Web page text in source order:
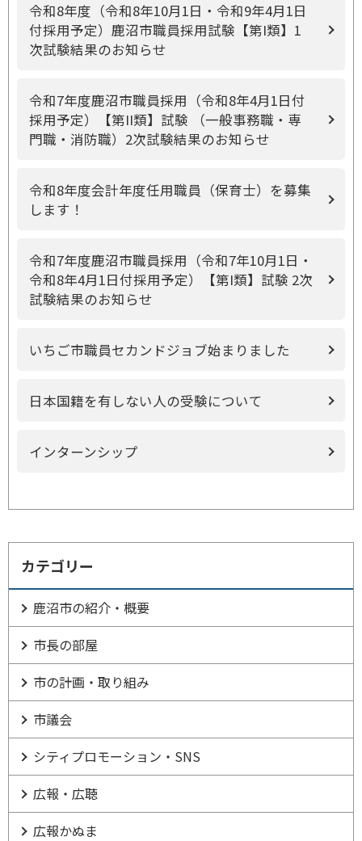
令和8年度（令和8年10月1日・令和9年4月1日
付採用予定）鹿沼市職員採用試験【第I類】1
次試験結果のお知らせ
令和7年度鹿沼市職員採用（令和8年4月1日付
採用予定）【第II類】試験 （一般事務職・専
門職・消防職）2次試験結果のお知らせ
令和8年度会計年度任用職員（保育士）を募集
します！
令和7年度鹿沼市職員採用（令和7年10月1日・
令和8年4月1日付採用予定）【第I類】試験 2次
試験結果のお知らせ
いちご市職員セカンドジョブ始まりました
日本国籍を有しない人の受験について
インターンシップ
カテゴリー
鹿沼市の紹介・概要
市長の部屋
市の計画・取り組み
市議会
シティプロモーション・SNS
広報・広聴
広報かぬま